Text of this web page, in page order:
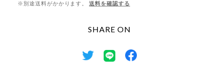
※別途送料がかかります。 送料を確認する
SHARE ON